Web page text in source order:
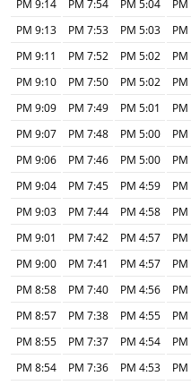
5:04 PM
7:54 PM
9:14 PM
5:03 PM
7:53 PM
9:13 PM
5:02 PM
7:52 PM
9:11 PM
5:02 PM
7:50 PM
9:10 PM
5:01 PM
7:49 PM
9:09 PM
5:00 PM
7:48 PM
9:07 PM
5:00 PM
7:46 PM
9:06 PM
4:59 PM
7:45 PM
9:04 PM
4:58 PM
7:44 PM
9:03 PM
4:57 PM
7:42 PM
9:01 PM
4:57 PM
7:41 PM
9:00 PM
4:56 PM
7:40 PM
8:58 PM
4:55 PM
7:38 PM
8:57 PM
4:54 PM
7:37 PM
8:55 PM
4:53 PM
7:36 PM
8:54 PM